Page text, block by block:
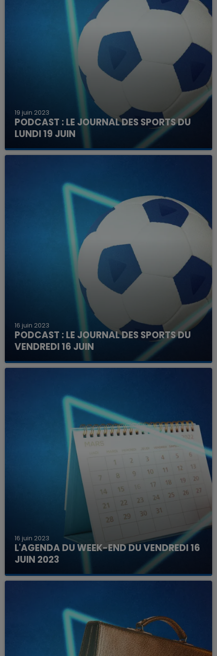
19 juin 2023
PODCAST : LE JOURNAL DES SPORTS DU
LUNDI 19 JUIN
Tous les lundis, retrouvez en podcast l'essentiel
de l'actualité sportive.
16 juin 2023
PODCAST : LE JOURNAL DES SPORTS DU
VENDREDI 16 JUIN
Retrouvez en podcast l'essentiel des
événements sportifs à venir ce week-end.
16 juin 2023
L'AGENDA DU WEEK-END DU VENDREDI 16
JUIN 2023
Que faire ce week-end dans les hauts-de-
France, la Marne et les Ardennes ?